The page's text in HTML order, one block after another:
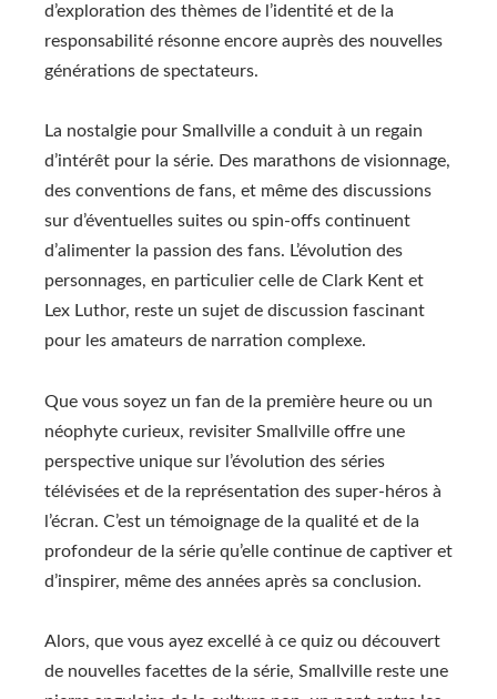
d’exploration des thèmes de l’identité et de la
responsabilité résonne encore auprès des nouvelles
générations de spectateurs.
La nostalgie pour Smallville a conduit à un regain
d’intérêt pour la série. Des marathons de visionnage,
des conventions de fans, et même des discussions
sur d’éventuelles suites ou spin-offs continuent
d’alimenter la passion des fans. L’évolution des
personnages, en particulier celle de Clark Kent et
Lex Luthor, reste un sujet de discussion fascinant
pour les amateurs de narration complexe.
Que vous soyez un fan de la première heure ou un
néophyte curieux, revisiter Smallville offre une
perspective unique sur l’évolution des séries
télévisées et de la représentation des super-héros à
l’écran. C’est un témoignage de la qualité et de la
profondeur de la série qu’elle continue de captiver et
d’inspirer, même des années après sa conclusion.
Alors, que vous ayez excellé à ce quiz ou découvert
de nouvelles facettes de la série, Smallville reste une